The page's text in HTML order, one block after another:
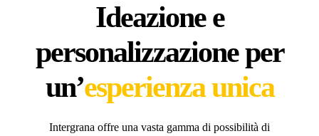
Ideazione e
personalizzazione per
un’esperienza unica
Intergrana offre una vasta gamma di possibilità di